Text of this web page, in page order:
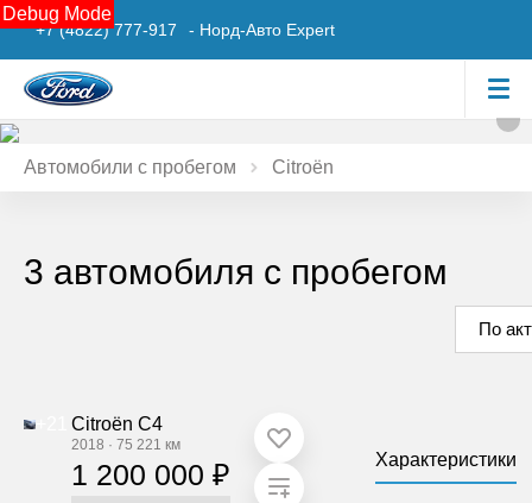
Debug Mode
+7 (4822) 777-917 - Норд-Авто Expert
Автомобили с пробегом Citroën
3 автомобиля с пробегом
По
Характеристики
Citroën C4
2018 · 75 221 км
1 200 000 ₽